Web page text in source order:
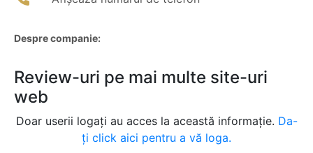
Despre companie:
Review-uri pe mai multe site-uri
web
Doar userii logați au acces la această informație. Da-
ți click aici pentru a vă loga.